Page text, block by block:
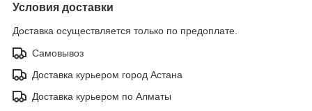
Условия доставки
Доставка осуществляется только по предоплате.
Самовывоз
Доставка курьером город Астана
Доставка курьером по Алматы